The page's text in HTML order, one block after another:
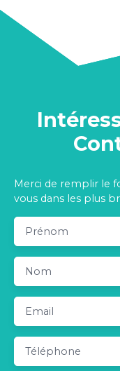
Merci de remplir le
vous dans les plus
Prénom
Nom
Email
Téléphone